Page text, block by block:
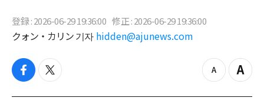
登録 : 2026-06-29 19:36:00 修正 : 2026-06-29 19:36:00
クォン・カリン 기자 hidden@ajunews.com
f
c
t
i
z
o
Z
o